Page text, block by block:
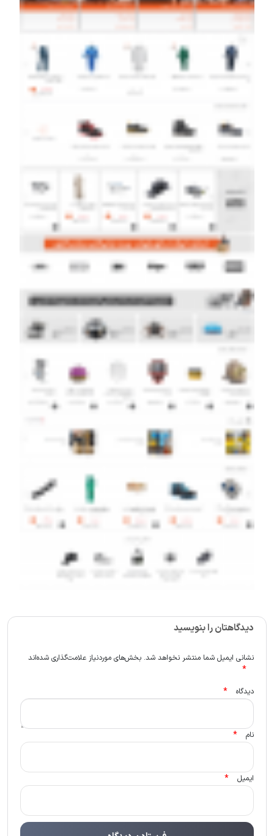
دیدگاهتان را بنویسید
نشانی ایمیل شما منتشر نخواهد شد. بخش‌های موردنیاز علامت‌گذاری شده‌اند
*
دیدگاه *
نام *
ایمیل *